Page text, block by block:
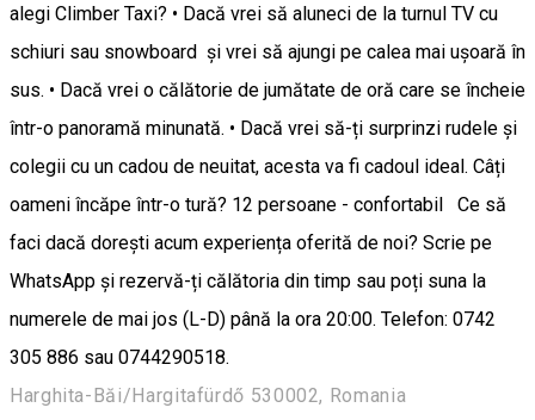
alegi Climber Taxi? • Dacă vrei să aluneci de la turnul TV cu
schiuri sau snowboard și vrei să ajungi pe calea mai ușoară în
sus. • Dacă vrei o călătorie de jumătate de oră care se încheie
într-o panoramă minunată. • Dacă vrei să-ți surprinzi rudele și
colegii cu un cadou de neuitat, acesta va fi cadoul ideal. Câți
oameni încăpe într-o tură? 12 persoane - confortabil Ce să
faci dacă dorești acum experiența oferită de noi? Scrie pe
WhatsApp și rezervă-ți călătoria din timp sau poți suna la
numerele de mai jos (L-D) până la ora 20:00. Telefon: 0742
305 886 sau 0744290518.
Harghita-Băi/Hargitafürdő 530002, Romania